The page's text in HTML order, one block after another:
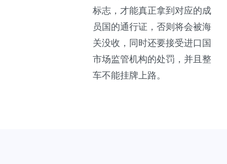
标志，才能真正拿到对应的成
员国的通行证，否则将会被海
关没收，同时还要接受进口国
市场监管机构的处罚，并且整
车不能挂牌上路。